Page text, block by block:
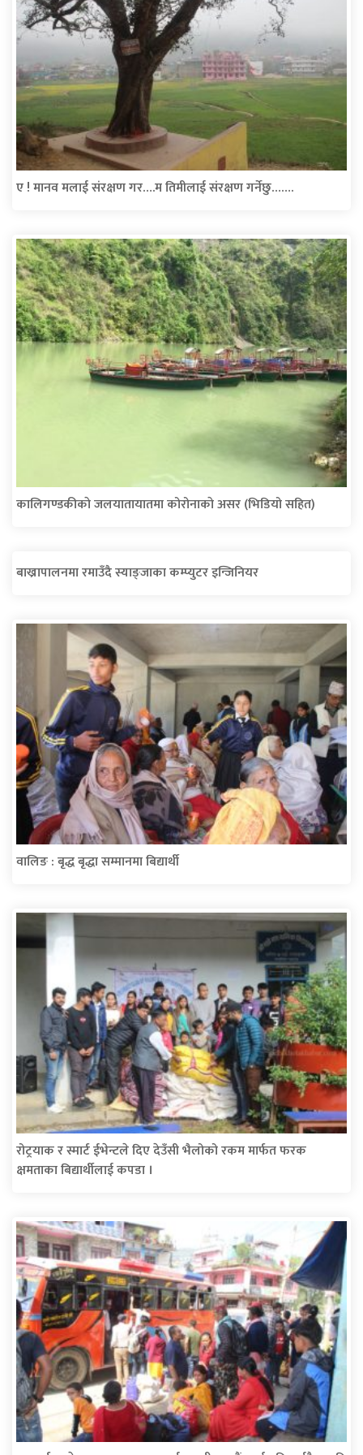
ए ! मानव मलाई संरक्षण गर….म तिमीलाई संरक्षण गर्नेछु…….
कालिगण्डकीकाे जलयातायातमा कोरोनाकाे असर (भिडियो सहित)
बाख्रापालनमा रमाउँदै स्याङ्जाका कम्प्युटर इन्जिनियर
वालिङ : बृद्ध बृद्धा सम्मानमा बिद्यार्थी
रोट्रयाक र स्मार्ट ईभेन्टले दिए देउँसी भैलोको रकम मार्फत फरक
क्षमताका बिद्यार्थीलाई कपडा ।